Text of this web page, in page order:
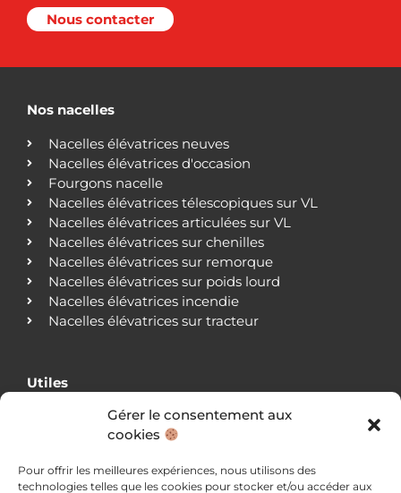
Gérer le consentement aux
cookies
Pour offrir les meilleures expériences, nous utilisons des
technologies telles que les cookies pour stocker et/ou accéder aux
Nous contacter
Nos nacelles
Nacelles élévatrices neuves
Nacelles élévatrices d'occasion
Fourgons nacelle
Nacelles élévatrices télescopiques sur VL
Nacelles élévatrices articulées sur VL
Nacelles élévatrices sur chenilles
Nacelles élévatrices sur remorque
Nacelles élévatrices sur poids lourd
Nacelles élévatrices incendie
Nacelles élévatrices sur tracteur
Utiles
Qui sommes-nous ?
Nos agences
Actualités